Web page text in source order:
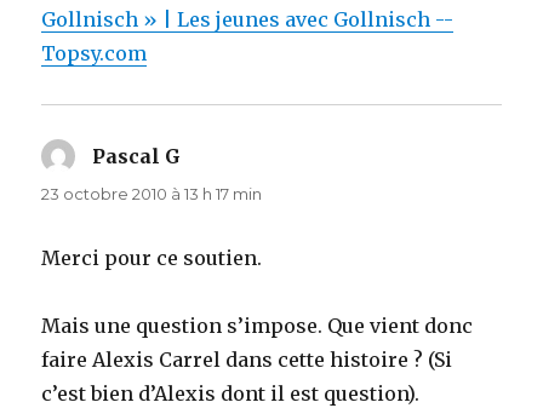
Gollnisch » | Les jeunes avec Gollnisch --
Topsy.com
Pascal G
23 octobre 2010 à 13 h 17 min
Merci pour ce soutien.
Mais une question s’impose. Que vient donc
faire Alexis Carrel dans cette histoire ? (Si
c’est bien d’Alexis dont il est question).